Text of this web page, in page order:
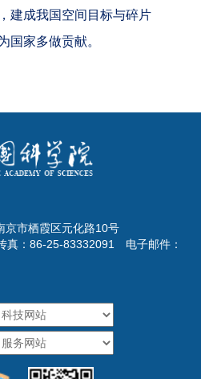
建成我国空间目标与碎片
国家多做贡献。
京市栖霞区元化路10号
：86-25-83332091 电子邮件：